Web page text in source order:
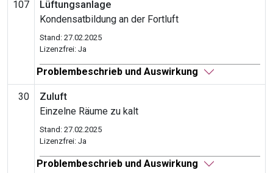
107
Lüftungsanlage
Kondensatbildung an der Fortluft
Stand: 27.02.2025
Lizenzfrei: Ja
Problembeschrieb und Auswirkung
30
Zuluft
Einzelne Räume zu kalt
Stand: 27.02.2025
Lizenzfrei: Ja
Problembeschrieb und Auswirkung